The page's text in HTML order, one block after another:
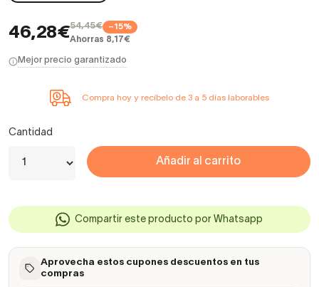
46,28€54,45€ −15%
Ahorras 8,17€
Mejor precio garantizado
Compra hoy y recíbelo de 3 a 5 días laborables
Cantidad
Añadir al carrito
Compartir este producto por Whatsapp
Aprovecha estos cupones descuentos en tus
compras